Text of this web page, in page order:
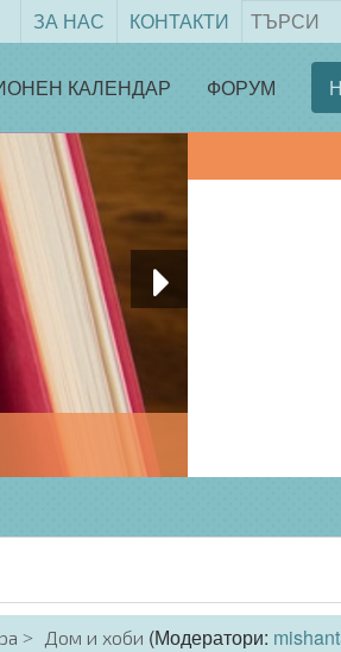
ЗА НАС КОНТАКТИ
КАЛЕНДАР ФОРУМ
Дом и хоби (Модератори: